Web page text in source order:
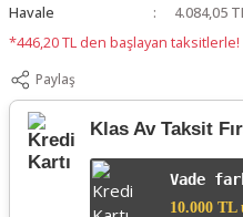
Havale
4.084,05
*446,20 TL den başlayan taksitlerle!
Paylaş
Klas Av Taksit
Vade
10.000